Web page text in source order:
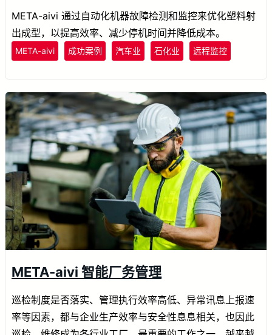
META-aivi 通过自动化机器故障检测和监控来优化塑料射
出成型，以提高效率、减少停机时间并降低成本。
META-aivi 成功案例 汽车业 石化业 远程监控
META-aivi 智能厂务管理
巡检制度是否落实、管理执行效率高低、异常讯息上报速
率等因素，都与企业生产效率与安全性息息相关，也因此